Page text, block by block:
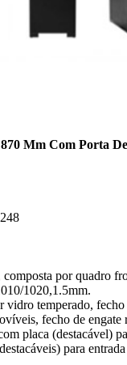
Mm Com Porta
composta por quadro
1020,1.5mm.
vidro temperado, fecho
fecho de engate
placa (destacável)
para